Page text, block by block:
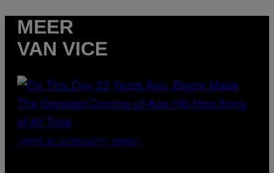
MEER
VAN VICE
(PHOTO BY NITRO/GETTY IMAGES)